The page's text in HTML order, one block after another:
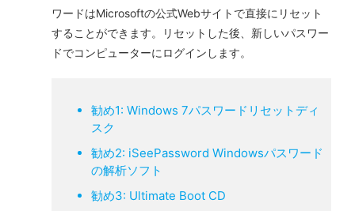
ワードはMicrosoftの公式Webサイトで直接にリセット
することができます。リセットした後、新しいパスワー
ドでコンピューターにログインします。
勧め1: Windows 7パスワードリセットディ
スク
勧め2: iSeePassword Windowsパスワード
の解析ソフト
勧め3: Ultimate Boot CD